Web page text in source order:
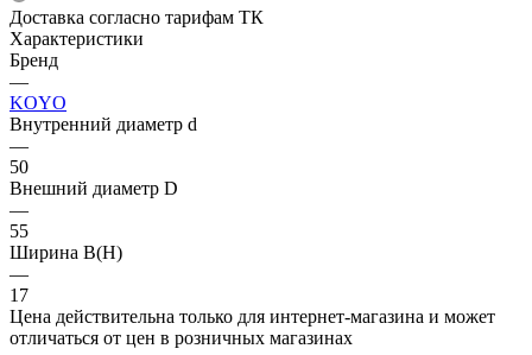
Доставка согласно тарифам ТК
Характеристики
Бренд
—
KOYO
Внутренний диаметр d
—
50
Внешний диаметр D
—
55
Ширина B(H)
—
17
Цена действительна только для интернет-магазина и может
отличаться от цен в розничных магазинах